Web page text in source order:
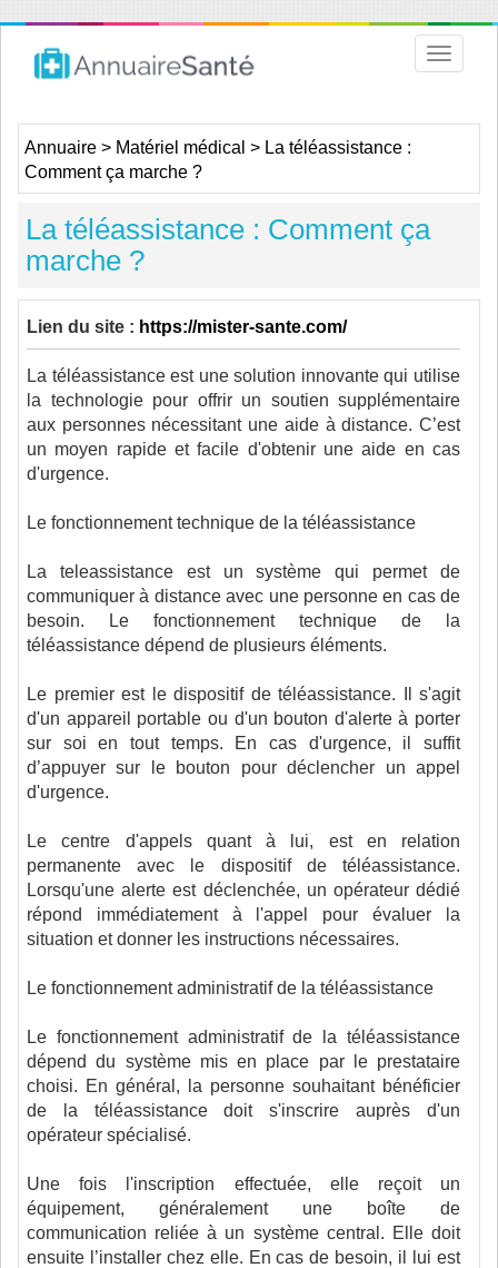
Toggle
Annuaire > Matériel médical > La téléassistance :
Comment ça marche ?
La téléassistance : Comment ça
marche ?
Lien du site : https://mister-sante.com/
La téléassistance est une solution innovante qui utilise
la technologie pour offrir un soutien supplémentaire
aux personnes nécessitant une aide à distance. C’est
un moyen rapide et facile d'obtenir une aide en cas
d'urgence.
Le fonctionnement technique de la téléassistance
La teleassistance est un système qui permet de
communiquer à distance avec une personne en cas de
besoin. Le fonctionnement technique de la
téléassistance dépend de plusieurs éléments.
Le premier est le dispositif de téléassistance. Il s'agit
d'un appareil portable ou d'un bouton d'alerte à porter
sur soi en tout temps. En cas d'urgence, il suffit
d’appuyer sur le bouton pour déclencher un appel
d'urgence.
Le centre d'appels quant à lui, est en relation
permanente avec le dispositif de téléassistance.
Lorsqu'une alerte est déclenchée, un opérateur dédié
répond immédiatement à l'appel pour évaluer la
situation et donner les instructions nécessaires.
Le fonctionnement administratif de la téléassistance
Le fonctionnement administratif de la téléassistance
dépend du système mis en place par le prestataire
choisi. En général, la personne souhaitant bénéficier
de la téléassistance doit s'inscrire auprès d'un
opérateur spécialisé.
Une fois l'inscription effectuée, elle reçoit un
équipement, généralement une boîte de
communication reliée à un système central. Elle doit
ensuite l’installer chez elle. En cas de besoin, il lui est